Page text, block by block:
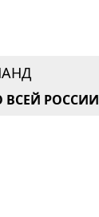
ВСЕЙ РОССИИ